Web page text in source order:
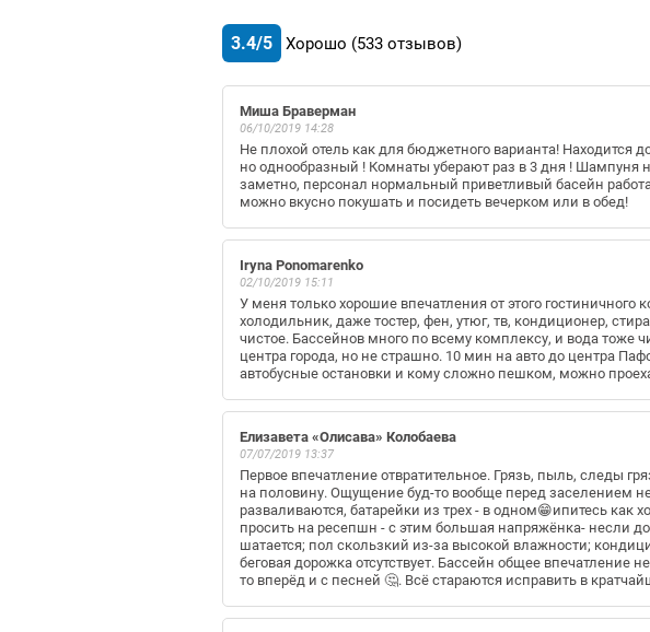
3.4/5 Хорошо (533 отзывов)
Миша Браверман
06/10/2019 14:28
Не плохой отель как для бюджетного варианта! Находится
но однообразный ! Комнаты уберают раз в 3 дня ! Шампуня
заметно, персонал нормальный приветливый басейн
можно вкусно покушать и посидеть вечерком или в обед!
Iryna Ponomarenko
02/10/2019 15:11
У меня только хорошие впечатления от этого
холодильник, даже тостер, фен, утюг, тв, кондиционер,
чистое. Бассейнов много по всему комплексу, и вода тоже
центра города, но не страшно. 10 мин на авто до центра
автобусные остановки и кому сложно пешком, можно
Елизавета «Олисава» Колобаева
07/07/2019 13:37
Первое впечатление отвратительное. Грязь, пыль, следы
на половину. Ощущение буд-то вообще перед заселением
разваливаются, батарейки из трех - в одном😁ипитесь как
просить на ресепшн - с этим большая напряжёнка- несли
шатается; пол скользкий из-за высокой влажности;
беговая дорожка отсутствует. Бассейн общее
то вперёд и с песней 🤔. Всё стараются исправить в